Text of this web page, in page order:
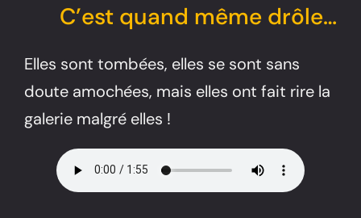
C’est quand même drôle…
Elles sont tombées, elles se sont sans
doute amochées, mais elles ont fait rire la
galerie malgré elles !